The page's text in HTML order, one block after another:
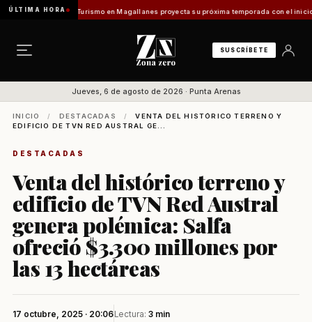
ÚLTIMA HORA
Vladilo] Turismo en Magallanes proyecta su próxima temporada con el inicio de
SUSCRÍBETE
Jueves, 6 de agosto de 2026 · Punta Arenas
INICIO / DESTACADAS /
VENTA DEL HISTÓRICO TERRENO Y
EDIFICIO DE TVN RED AUSTRAL GE...
DESTACADAS
Venta del histórico terreno y
edificio de TVN Red Austral
genera polémica: Salfa
ofreció $3.300 millones por
las 13 hectáreas
17 octubre, 2025 · 20:06Lectura: 3 min